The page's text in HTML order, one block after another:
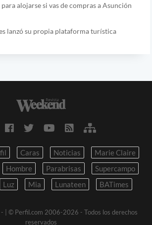
alojarse si vas de compras a Asunción
lanzó su propia plataforma turística
Caras Noticias
Marie Claire
Hombre Parabrisas
Supercampo
Luz Mia Lunateen BATimes
| © Perfil.com 2006-2026 - Todos los derechos
reservados